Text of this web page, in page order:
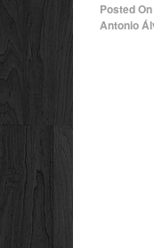
Posted On
Antonio